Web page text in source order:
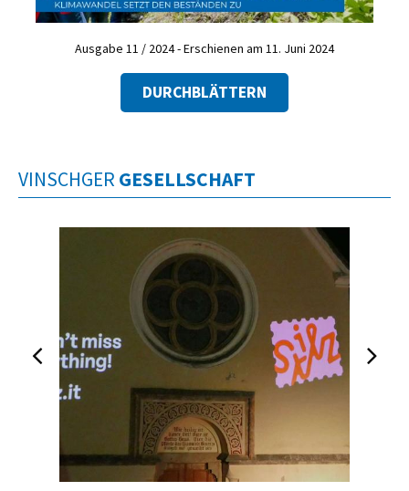
Ausgabe 11 / 2024 - Erschienen am 11. Juni 2024
DURCHBLÄTTERN
VINSCHGER GESELLSCHAFT